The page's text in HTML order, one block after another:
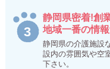
静岡県密着!創
地域一番の情
静岡県の介護施設
設内の雰囲気や空
下さい。